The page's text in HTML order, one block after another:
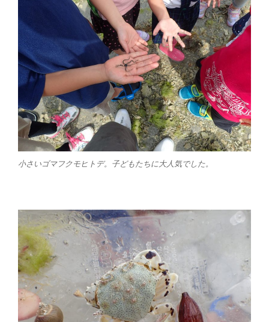
小さいゴマフクモヒトデ。子どもたちに大人気でした。